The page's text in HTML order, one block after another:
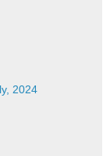
2024